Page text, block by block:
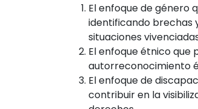
El enfoque de género
identificando brechas
situaciones
El enfoque étnico
autorreconocimiento
El enfoque de
contribuir en la